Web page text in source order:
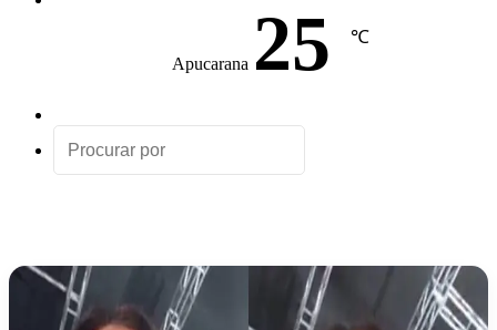
Apucarana 25 ℃
aleatório